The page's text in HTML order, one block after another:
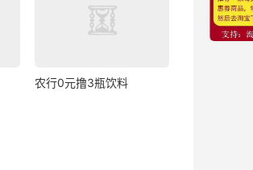
农行0元撸3瓶饮料